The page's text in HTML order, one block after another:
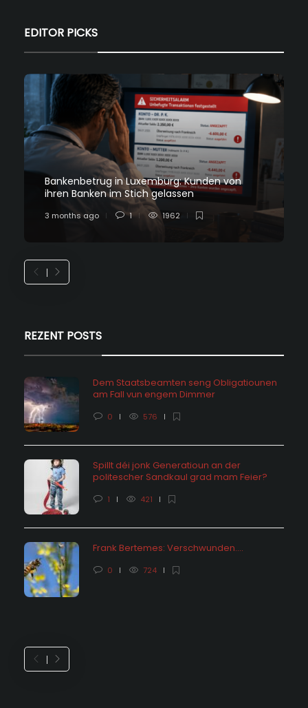
EDITOR PICKS
Bankenbetrug in Luxemburg: Kunden von
ihren Banken im Stich gelassen
3 months ago 1 1962
REZENT POSTS
Dem Staatsbeamten seng Obligatiounen
am Fall vun engem Dimmer
0 576
Spillt déi jonk Generatioun an der
politescher Sandkaul grad mam Feier?
1 421
Frank Bertemes: Verschwunden….
0 724